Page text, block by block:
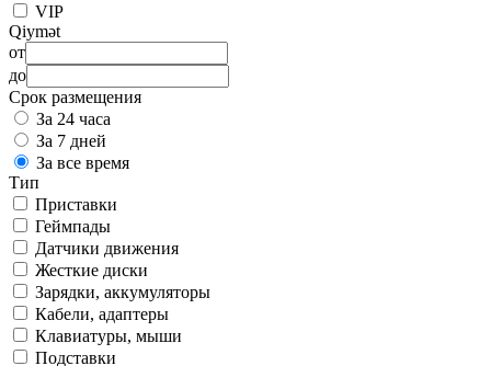
VIP
Qiymət
от
до
Срок размещения
За 24 часа
За 7 дней
За все время
Тип
Приставки
Геймпады
Датчики движения
Жесткие диски
Зарядки, аккумуляторы
Кабели, адаптеры
Клавиатуры, мыши
Подставки